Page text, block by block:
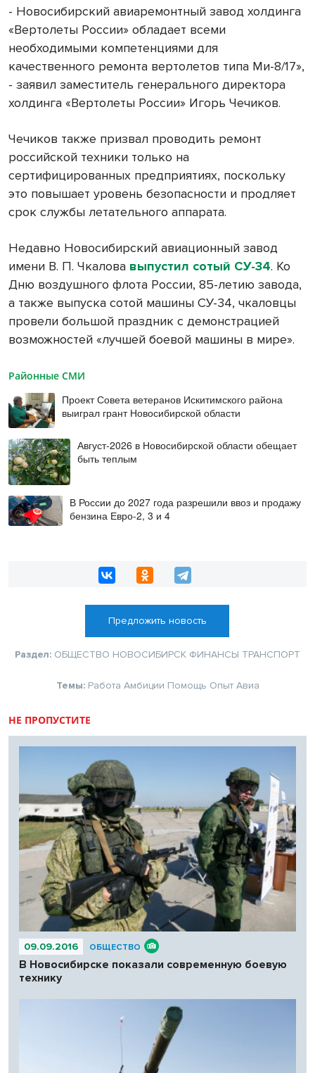
- Новосибирский авиаремонтный завод холдинга
«Вертолеты России» обладает всеми
необходимыми компетенциями для
качественного ремонта вертолетов типа Ми-8/17»,
- заявил заместитель генерального директора
холдинга «Вертолеты России» Игорь Чечиков.
Чечиков также призвал проводить ремонт
российской техники только на
сертифицированных предприятиях, поскольку
это повышает уровень безопасности и продляет
срок службы летательного аппарата.
Недавно Новосибирский авиационный завод
имени В. П. Чкалова выпустил сотый СУ-34. Ко
Дню воздушного флота России, 85-летию завода,
а также выпуска сотой машины СУ-34, чкаловцы
провели большой праздник с демонстрацией
возможностей «лучшей боевой машины в мире».
Районные СМИ
Проект Совета ветеранов Искитимского района
выиграл грант Новосибирской области
Август-2026 в Новосибирской области обещает
быть теплым
В России до 2027 года разрешили ввоз и продажу
бензина Евро-2, 3 и 4
Предложить новость
Раздел: ОБЩЕСТВО НОВОСИБИРСК ФИНАНСЫ ТРАНСПОРТ
Темы: Работа Амбиции Помощь Опыт Авиа
НЕ ПРОПУСТИТЕ
09.09.2016 ОБЩЕСТВО
В Новосибирске показали современную боевую
технику